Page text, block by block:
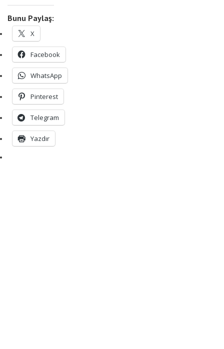
Bunu Paylaş:
X
Facebook
WhatsApp
Pinterest
Telegram
Yazdır